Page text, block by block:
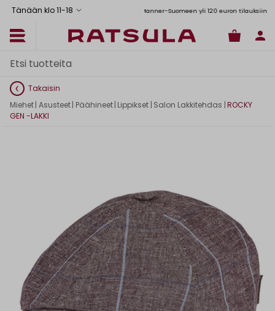
Tänään klo 11-18
Toimituskulut alk. 6,90€
Ilmainen toimitus Manner-Suomeen yli 120 euron tilauksiin
Takaisin
Miehet| Asusteet| Päähineet | Lippikset | Salon Lakkitehdas |ROCKY
GEN -LAKKI